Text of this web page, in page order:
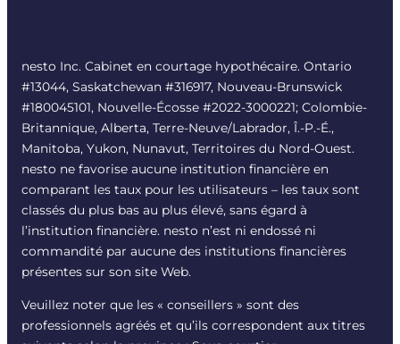
nesto Inc. Cabinet en courtage hypothécaire. Ontario
#13044, Saskatchewan #316917, Nouveau-Brunswick
#180045101, Nouvelle-Écosse #2022-3000221; Colombie-
Britannique, Alberta, Terre-Neuve/Labrador, Î.-P.-É.,
Manitoba, Yukon, Nunavut, Territoires du Nord-Ouest.
nesto ne favorise aucune institution financière en
comparant les taux pour les utilisateurs – les taux sont
classés du plus bas au plus élevé, sans égard à
l’institution financière. nesto n’est ni endossé ni
commandité par aucune des institutions financières
présentes sur son site Web.
Veuillez noter que les « conseillers » sont des
professionnels agréés et qu’ils correspondent aux titres